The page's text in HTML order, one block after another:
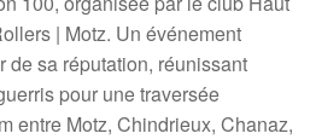
| Motz. Un événement
de sa réputation, réunissant
pour une traversée
entre Motz, Chindrieux, Chanaz,